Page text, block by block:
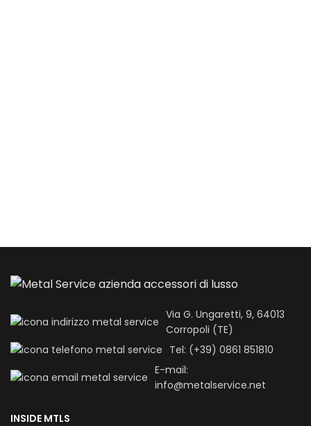
Via G. Ungaretti, 9, 64013
Corropoli (TE)
Tel: (+39) 0861 851810
E-mail:
info@metalservice.net
INSIDE MTLS